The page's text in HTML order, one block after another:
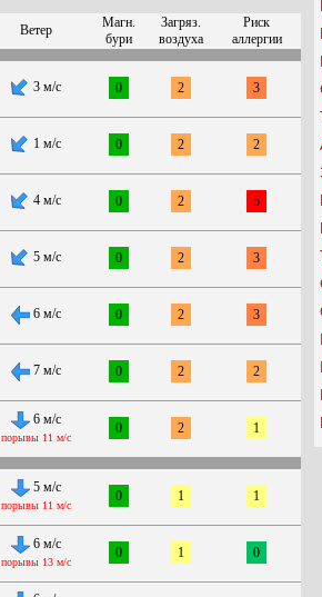
Ветер
Магн.
бури
Загряз.
воздуха
Риск
аллергии
3 м/с 0 2 3
1 м/с 0 2 2
4 м/с 0 2 5
5 м/с 0 2 3
6 м/с 0 2 3
7 м/с 0 2 2
6 м/с
порывы 11 м/с
0 2 1
5 м/с
порывы 11 м/с
0 1 1
6 м/с
порывы 13 м/с
0 1 0